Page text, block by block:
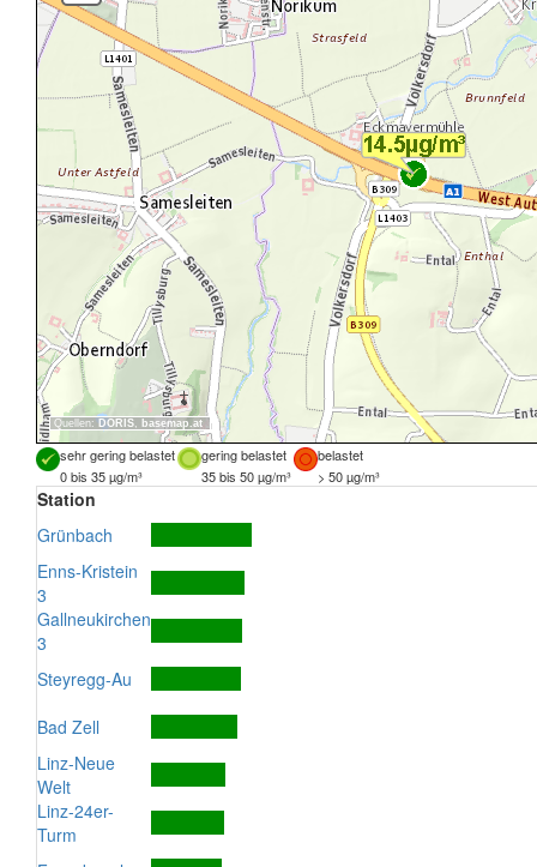
Quellen: DORIS, basemap.at
sehr gering belastet gering belastet
belastet
0 bis 35 µg/m³
35 bis 50 µg/m³ > 50 µg/m³
Station
Grünbach
Enns-Kristein
3
Gallneukirchen
3
Steyregg-Au
Bad Zell
Linz-Neue
Welt
Linz-24er-
Turm